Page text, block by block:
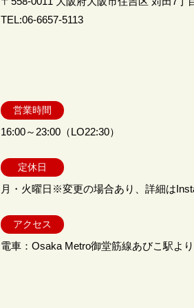
TEL:06-6657-5113
営業時間
16:00～23:00（LO22:30）
定休日
月・火曜日※変更の場合あり、詳細は
アクセス
電車：Osaka Metro御堂筋線あびこ駅よ